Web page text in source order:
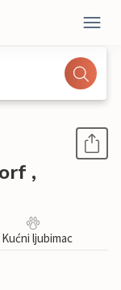
,
Kućni ljubimac